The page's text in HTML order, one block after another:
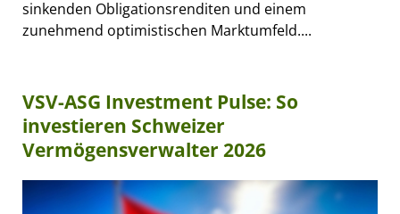
sinkenden Obligationsrenditen und einem
zunehmend optimistischen Marktumfeld....
VSV-ASG Investment Pulse: So
investieren Schweizer
Vermögensverwalter 2026